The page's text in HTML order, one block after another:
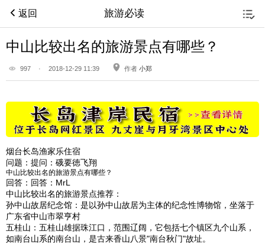
返回 旅游必读
中山比较出名的旅游景点有哪些？
997 · 2018-12-29 11:39 作者 小郑
烟台长岛渔家乐住宿
问题： 提问：硪要徳飞翔
中山比较出名的旅游景点有哪些？
回答： 回答：MrL
中山比较出名的旅游景点推荐：
孙中山故居纪念馆：是以孙中山故居为主体的纪念性博物馆，坐落于
广东省中山市翠亨村
五桂山：五桂山雄据珠江口，范围辽阔，它包括七个镇区九个山系，
如南台山系的南台山，是古来香山八景"南台秋门"故址。